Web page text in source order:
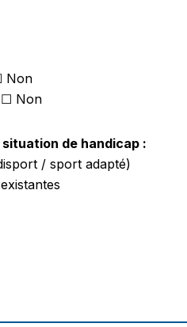
Non
Non
de handicap :
/ sport adapté)